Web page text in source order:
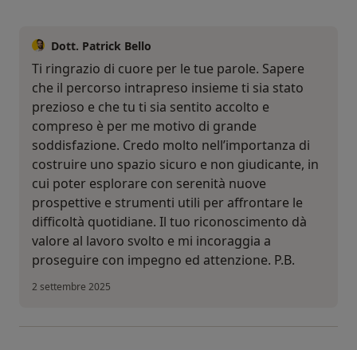
Dott. Patrick Bello
Ti ringrazio di cuore per le tue parole. Sapere
che il percorso intrapreso insieme ti sia stato
prezioso e che tu ti sia sentito accolto e
compreso è per me motivo di grande
soddisfazione. Credo molto nell’importanza di
costruire uno spazio sicuro e non giudicante, in
cui poter esplorare con serenità nuove
prospettive e strumenti utili per affrontare le
difficoltà quotidiane. Il tuo riconoscimento dà
valore al lavoro svolto e mi incoraggia a
proseguire con impegno ed attenzione. P.B.
2 settembre 2025